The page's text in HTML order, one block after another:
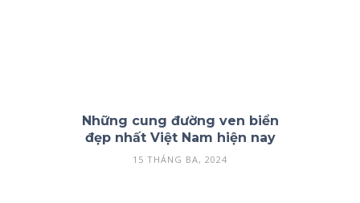
Những cung đường ven biển
đẹp nhất Việt Nam hiện nay
15 THÁNG BA, 2024